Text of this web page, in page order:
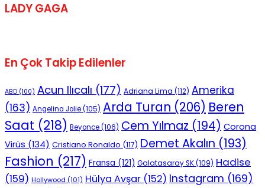
LADY GAGA
En Çok Takip Edilenler
ABD (100) Acun Ilıcalı (177) Adriana Lima (112) Amerika
(163) Angelina Jolie(105) Arda Turan (206) Beren
Saat (218) Beyonce(106) Cem Yılmaz (194) Corona
Virüs (134) Cristiano Ronaldo (117) Demet Akalın (193)
Fashion (217) Fransa (121) Galatasaray SK(109) Hadise
(159) Hollywood (101) Hülya Avşar (152) Instagram (169)